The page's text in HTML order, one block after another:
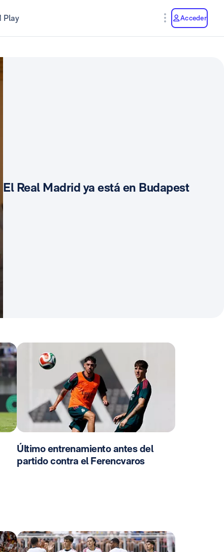
Play Acceder
El Real Madrid ya está en Budapest
Último entrenamiento antes del
partido contra el Ferencvaros